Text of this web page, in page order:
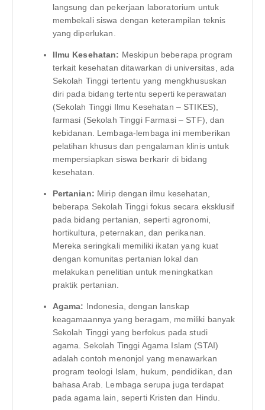
langsung dan pekerjaan laboratorium untuk
membekali siswa dengan keterampilan teknis
yang diperlukan.
Ilmu Kesehatan: Meskipun beberapa program
terkait kesehatan ditawarkan di universitas, ada
Sekolah Tinggi tertentu yang mengkhususkan
diri pada bidang tertentu seperti keperawatan
(Sekolah Tinggi Ilmu Kesehatan – STIKES),
farmasi (Sekolah Tinggi Farmasi – STF), dan
kebidanan. Lembaga-lembaga ini memberikan
pelatihan khusus dan pengalaman klinis untuk
mempersiapkan siswa berkarir di bidang
kesehatan.
Pertanian: Mirip dengan ilmu kesehatan,
beberapa Sekolah Tinggi fokus secara eksklusif
pada bidang pertanian, seperti agronomi,
hortikultura, peternakan, dan perikanan.
Mereka seringkali memiliki ikatan yang kuat
dengan komunitas pertanian lokal dan
melakukan penelitian untuk meningkatkan
praktik pertanian.
Agama: Indonesia, dengan lanskap
keagamaannya yang beragam, memiliki banyak
Sekolah Tinggi yang berfokus pada studi
agama. Sekolah Tinggi Agama Islam (STAI)
adalah contoh menonjol yang menawarkan
program teologi Islam, hukum, pendidikan, dan
bahasa Arab. Lembaga serupa juga terdapat
pada agama lain, seperti Kristen dan Hindu.